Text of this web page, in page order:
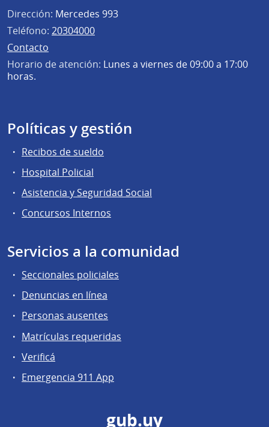
Dirección: Mercedes 993
Teléfono: 20304000
Contacto
Horario de atención: Lunes a viernes de 09:00 a 17:00
horas.
Políticas y gestión
Recibos de sueldo
Hospital Policial
Asistencia y Seguridad Social
Concursos Internos
Servicios a la comunidad
Seccionales policiales
Denuncias en línea
Personas ausentes
Matrículas requeridas
Verificá
Emergencia 911 App
gub.uy